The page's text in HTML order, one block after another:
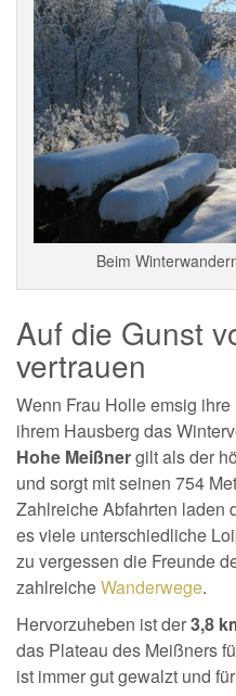
Beim
Auf die Gunst
vertrauen
Wenn Frau Holle emsig
ihrem Hausberg das
Hohe Meißnergilt als der
und sorgt mit seinen 754
Zahlreiche Abfahrten laden
es viele unterschiedliche
zu vergessen die Freunde
zahlreicheWanderwege.
Hervorzuheben ist der3,8
das Plateau des Meißners
ist immer gut gewalzt und